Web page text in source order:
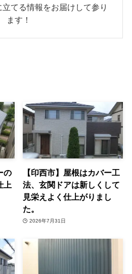
てる情報をお届けして参り
ます！
の
上
【印西市】屋根はカバー工
法、玄関ドアは新しくして
見栄えよく仕上がりまし
た。
2026年7月31日